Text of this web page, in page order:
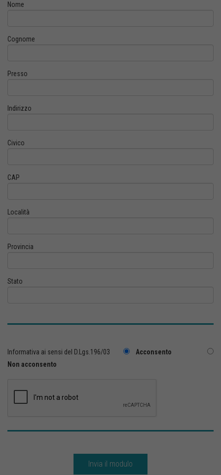
Nome
Cognome
Presso
Indirizzo
Civico
CAP
Località
Provincia
Stato
Informativa ai sensi del D.Lgs.196/03
Acconsento
Non acconsento
Invia il modulo